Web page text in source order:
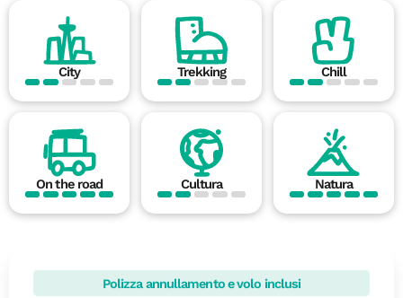
City Trekking Chill
On the road Cultura Natura
Polizza annullamento e volo inclusi